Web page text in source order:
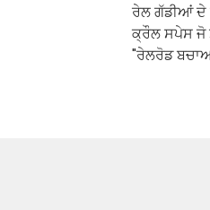
ਰੇਲ ਗੱਡੀਆਂ ਦੇ
ਕ੍ਰੌਲ ਸਪੇਸ ਜੋ
"ਰੇਲਰੋਡ